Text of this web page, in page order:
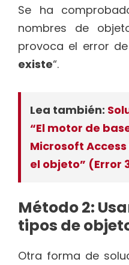
Se ha
nombres de
provoca el error
existe“.
Lea también:
“El motor de
Microsoft
el objeto” (Error
Método 2:
tipos de
Otra forma de